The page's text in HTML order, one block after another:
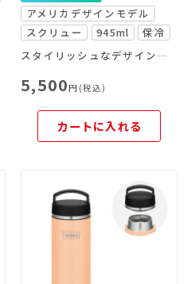
アメリカデザインモデル
スクリュー
945ml
保冷
スタイリッシュなデザインの大容量ボトル
5,500円(税込)
カートに入れる